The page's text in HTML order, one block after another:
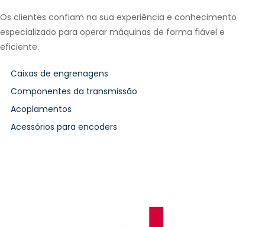
Os clientes confiam na sua experiência e conhecimento
especializado para operar máquinas de forma fiável e
eficiente.
Caixas de engrenagens
Componentes da transmissão
Acoplamentos
Acessórios para encoders